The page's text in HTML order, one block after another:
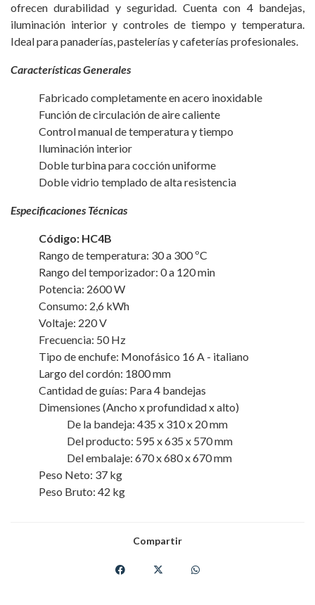
ofrecen durabilidad y seguridad. Cuenta con 4 bandejas,
iluminación interior y controles de tiempo y temperatura.
Ideal para panaderías, pastelerías y cafeterías profesionales.
Características Generales
Fabricado completamente en acero inoxidable
Función de circulación de aire caliente
Control manual de temperatura y tiempo
Iluminación interior
Doble turbina para cocción uniforme
Doble vidrio templado de alta resistencia
Especificaciones Técnicas
Código: HC4B
Rango de temperatura: 30 a 300 ºC
Rango del temporizador: 0 a 120 min
Potencia: 2600 W
Consumo: 2,6 kWh
Voltaje: 220 V
Frecuencia: 50 Hz
Tipo de enchufe: Monofásico 16 A - italiano
Largo del cordón: 1800 mm
Cantidad de guías: Para 4 bandejas
Dimensiones (Ancho x profundidad x alto)
De la bandeja: 435 x 310 x 20 mm
Del producto: 595 x 635 x 570 mm
Del embalaje: 670 x 680 x 670 mm
Peso Neto: 37 kg
Peso Bruto: 42 kg
Compartir